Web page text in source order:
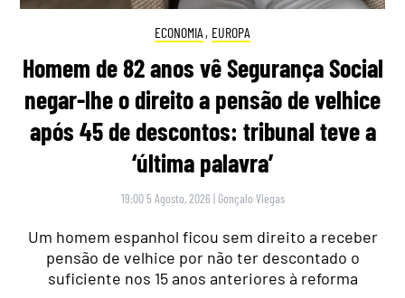
ECONOMIA , EUROPA
Homem de 82 anos vê Segurança Social
negar-lhe o direito a pensão de velhice
após 45 de descontos: tribunal teve a
‘última palavra’
19:00 5 Agosto, 2026 | Gonçalo Viegas
Um homem espanhol ficou sem direito a receber
pensão de velhice por não ter descontado o
suficiente nos 15 anos anteriores à reforma